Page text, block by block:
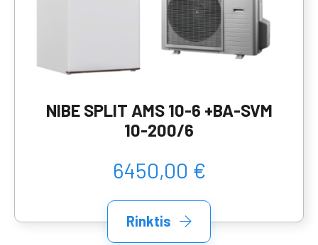
NIBE SPLIT AMS 10-6 +BA-SVM
10-200/6
6450,00 €
Rinktis